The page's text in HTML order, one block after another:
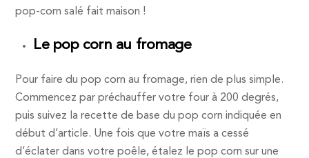
pop-corn salé fait maison !
Le pop corn au fromage
Pour faire du pop corn au fromage, rien de plus simple.
Commencez par préchauffer votre four à 200 degrés,
puis suivez la recette de base du pop corn indiquée en
début d’article. Une fois que votre maïs a cessé
d’éclater dans votre poêle, étalez le pop corn sur une